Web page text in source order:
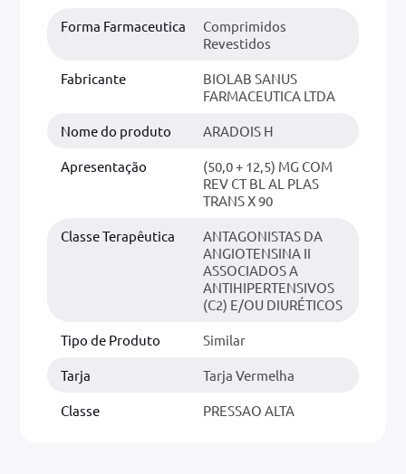
Forma Farmaceutica
Comprimidos
Revestidos
Fabricante
BIOLAB SANUS
FARMACEUTICA LTDA
Nome do produto ARADOIS H
Apresentação
(50,0 + 12,5) MG COM
REV CT BL AL PLAS
TRANS X 90
Classe Terapêutica
ANTAGONISTAS DA
ANGIOTENSINA II
ASSOCIADOS A
ANTIHIPERTENSIVOS
(C2) E/OU DIURÉTICOS
Tipo de Produto Similar
Tarja Tarja Vermelha
Classe PRESSAO ALTA